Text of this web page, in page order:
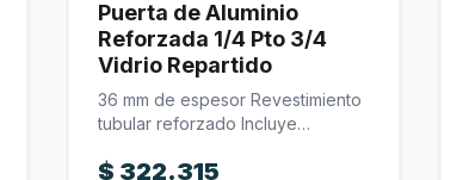
Puerta de Aluminio
Reforzada 1/4 Pto 3/4
Vidrio Repartido
36 mm de espesor Revestimiento
tubular reforzado Incluye
$ 322.315